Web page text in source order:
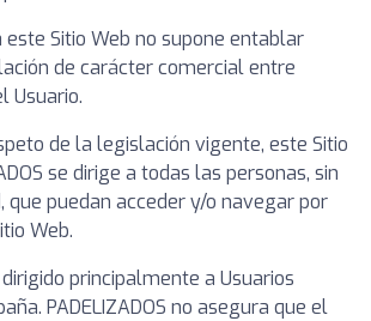
este Sitio Web no supone entablar
de carácter comercial entre
Usuario.
de la legislación vigente, este Sitio
se dirige a todas las personas, sin
que puedan acceder y/o navegar por
Web.
principalmente a Usuarios
PADELIZADOS no asegura que el